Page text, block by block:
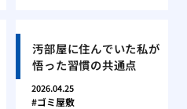
汚部屋に住んでいた私が
悟った習慣の共通点
2026.04.25
ゴミ屋敷